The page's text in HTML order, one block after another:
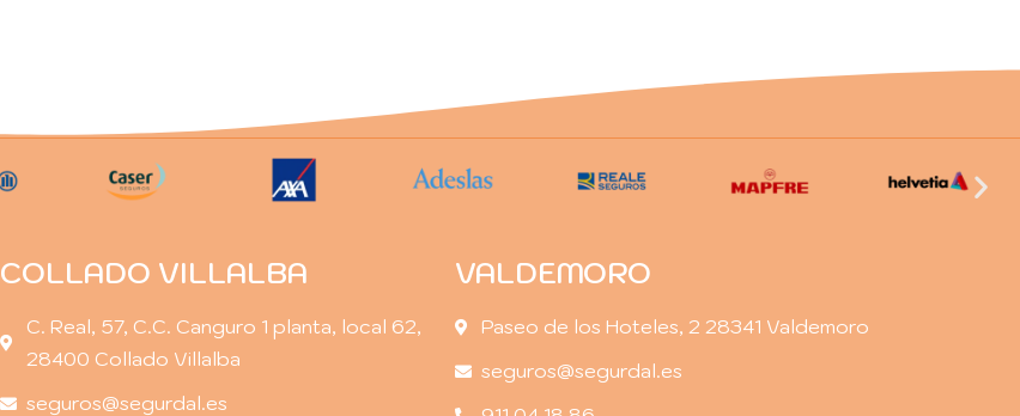
COLLADO VILLALBA
C. Real, 57, C.C. Canguro 1 planta, local 62,
28400 Collado Villalba
seguros@segurdal.es
VALDEMORO
Paseo de los Hoteles, 2 28341 Valdemoro
seguros@segurdal.es